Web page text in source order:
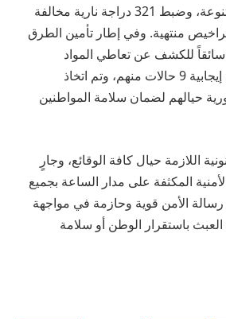
و38 مخالفة مرورية متنوعة، وضبط 321 دراجة نارية مخالفة
منتهية. وفي إطار تأمين الطرق
السريعة، تم فحص 58 سائقاً للكشف عن تعاطي المواد
المخدرة، وأثبتت النتائج إيجابية 9 حالات منهم، وتم اتخاذ
حيالهم لضمان سلامة المواطنين
اللازمة حيال كافة الوقائع، وجارٍ
المكثفة على مدار الساعة بجميع
رسالة الأمن قوية وحازمة في مواجهة
باستقرار الوطن أو سلامة